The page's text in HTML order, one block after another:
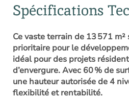
Spécifications
Ce vaste terrain de 13 571 m²
prioritaire pour le
idéal pour des projets
d’envergure. Avec 60 % de
une hauteur autorisée de 4
flexibilité et rentabilité.